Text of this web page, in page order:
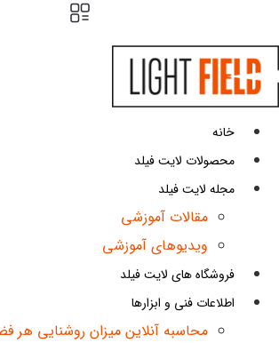
خانه
محصولات لایت فیلد
مجله لایت فیلد
مقالات آموزشی
ویدیوهای آموزشی
فروشگاه های لایت فیلد
اطلاعات فنی و ابزارها
محاسبه آنلاین میزان روشنایی هر فضا